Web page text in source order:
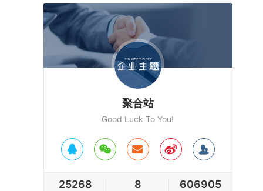
聚合站
Good Luck To You!
25268 8 606905